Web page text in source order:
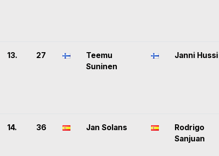
13. 27
Teemu
Suninen
Janni Hussi
14. 36 Jan Solans
Rodrigo
Sanjuan